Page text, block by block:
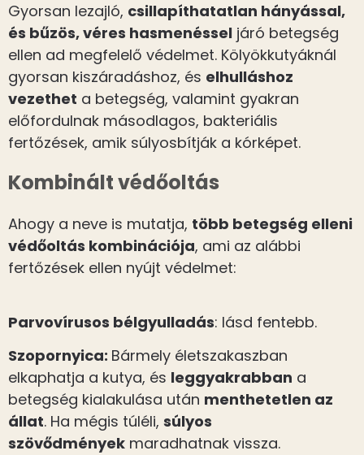
Gyorsan lezajló, csillapíthatatlan hányással,
és bűzös, véres hasmenéssel járó betegség
ellen ad megfelelő védelmet. Kölyökkutyáknál
gyorsan kiszáradáshoz, és elhulláshoz
vezethet a betegség, valamint gyakran
előfordulnak másodlagos, bakteriális
fertőzések, amik súlyosbítják a kórképet.
Kombinált védőoltás
Ahogy a neve is mutatja, több betegség elleni
védőoltás kombinációja, ami az alábbi
fertőzések ellen nyújt védelmet:
Parvovírusos bélgyulladás: lásd fentebb.
Szopornyica: Bármely életszakaszban
elkaphatja a kutya, és leggyakrabban a
betegség kialakulása után menthetetlen az
állat. Ha mégis túléli, súlyos
szövődmények maradhatnak vissza.